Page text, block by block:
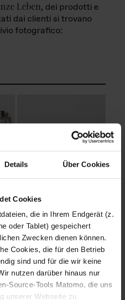
Details Über Cookies
Cookies
die in Ihrem Endgerät (z.
oder Tablet) gespeichert
Zwecken dienen können.
Cookies, die für den Betrieb
sind und für die wir keine
nutzen darüber hinaus nur
Source-Tools Matomo, die uns
unserer Webseite zu
Leben, dei prodotti e
dai clienti si trovano
fotografico:
Fotografo: Lorenz
Sternbach
Download